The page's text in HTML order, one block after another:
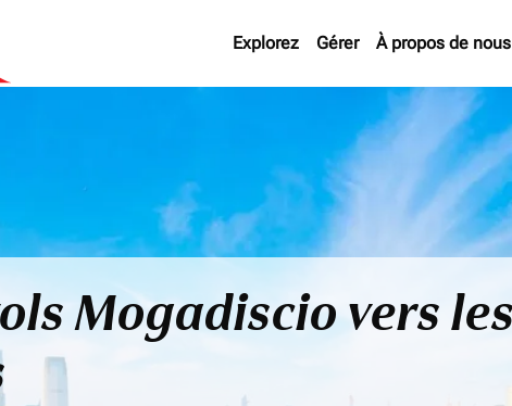
Explorez Gérer À propos de nous
Mogadiscio vers